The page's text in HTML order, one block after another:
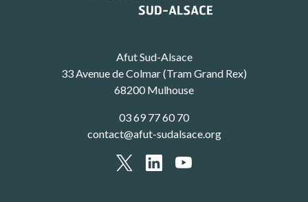
Afut Sud-Alsace
33 Avenue de Colmar (Tram Grand Rex)
68200 Mulhouse
03 69 77 60 70
contact@afut-sudalsace.org